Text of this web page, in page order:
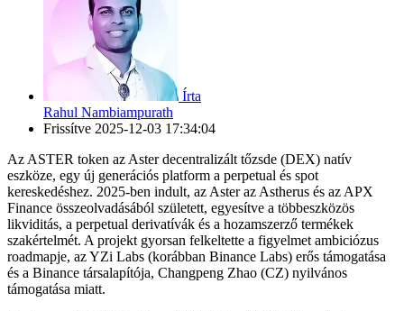
Írta
Rahul Nambiampurath
Frissítve 2025-12-03 17:34:04
Az ASTER token az Aster decentralizált tőzsde (DEX) natív
eszköze, egy új generációs platform a perpetual és spot
kereskedéshez. 2025-ben indult, az Aster az Astherus és az APX
Finance összeolvadásából született, egyesítve a többeszközös
likviditás, a perpetual derivatívák és a hozamszerző termékek
szakértelmét. A projekt gyorsan felkeltette a figyelmet ambiciózus
roadmapje, az YZi Labs (korábban Binance Labs) erős támogatása
és a Binance társalapítója, Changpeng Zhao (CZ) nyilvános
támogatása miatt.